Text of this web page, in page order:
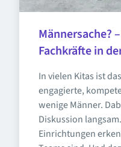
Männersache?
Fachkräfte in
In vielen Kitas ist
engagierte,
wenige Männer.
Diskussion
Einrichtungen